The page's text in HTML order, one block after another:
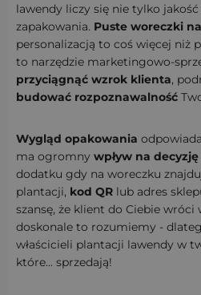
lawendy liczy się nie tylko
zapakowania. Puste woreczki
personalizacją to coś więcej niż
to narzędzie marketingowo-
przyciągnąć wzrok klienta,
budować rozpoznawalność
Wygląd opakowania
ma ogromny wpływ na
dodatku gdy na woreczku
plantacji, kod QR lub adres
szansę, że klient do Ciebie wróci
doskonale to rozumiemy -
właścicieli plantacji lawendy w
które... sprzedają!